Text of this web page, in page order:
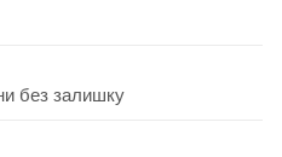
без залишку